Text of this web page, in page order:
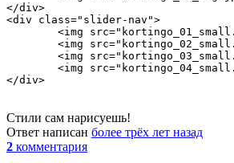
</div>
<div class="slider-nav">
</div>
Стили сам нарисуешь!
Ответ написан более трёх лет назад
2 комментария